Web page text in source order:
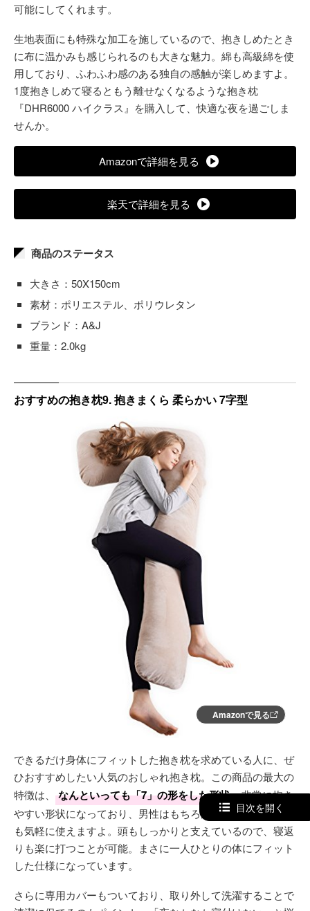
可能にしてくれます。
生地表面にも特殊な加工を施しているので、抱きしめたとき
に布に温かみも感じられるのも大きな魅力。綿も高級綿を使
用しており、ふわふわ感のある独自の感触が楽しめますよ。
1度抱きしめて寝るともう離せなくなるような抱き枕
『DHR6000 ハイクラス』を購入して、快適な夜を過ごしま
せんか。
Amazonで詳細を見る
楽天で詳細を見る
商品のステータス
大きさ：50X150cm
素材：ポリエステル、ポリウレタン
ブランド：A&J
重量：2.0kg
おすすめの抱き枕9. 抱きまくら 柔らかい 7字型
Amazonで見る
できるだけ身体にフィットした抱き枕を求めている人に、ぜ
ひおすすめしたい人気のおしゃれ抱き枕。この商品の最大の
特徴は、
なんといっても「7」の形をした形状。非常に抱き
やすい形状になっており、男性はもちろんのこと妊婦さんで
も気軽に使えますよ。頭もしっかりと支えているので、寝返
りも楽に打つことが可能。まさに一人ひとりの体にフィット
した仕様になっています。
さらに専用カバーもついており、取り外して洗濯することで
目次を開く